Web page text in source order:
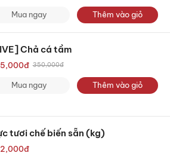
Mua ngay Thêm vào giỏ
Chả cá tầm
đ 350,000đ
Mua ngay Thêm vào giỏ
tươi chế biến sẵn (kg)
đ